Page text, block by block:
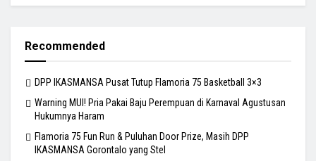
Recommended
DPP IKASMANSA Pusat Tutup Flamoria 75 Basketball 3×3
Warning MUI! Pria Pakai Baju Perempuan di Karnaval Agustusan
Hukumnya Haram
Flamoria 75 Fun Run & Puluhan Door Prize, Masih DPP
IKASMANSA Gorontalo yang Stel